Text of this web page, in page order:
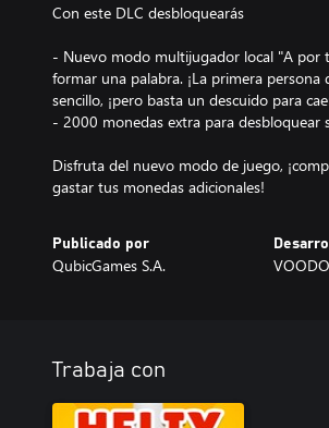
Con este DLC desbloquearás
- Nuevo modo multijugador local "A por
formar una palabra. ¡La primera
sencillo, ¡pero basta un descuido para
- 2000 monedas extra para desbloquear
Disfruta del nuevo modo de juego,
gastar tus monedas adicionales!
Publicado por
QubicGames S.A.
Trabaja con